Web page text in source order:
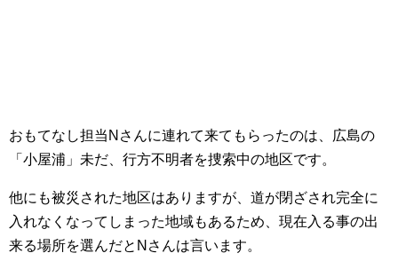
おもてなし担当Nさんに連れて来てもらったのは、広島の
「小屋浦」未だ、行方不明者を捜索中の地区です。
他にも被災された地区はありますが、道が閉ざされ完全に
入れなくなってしまった地域もあるため、現在入る事の出
来る場所を選んだとNさんは言います。